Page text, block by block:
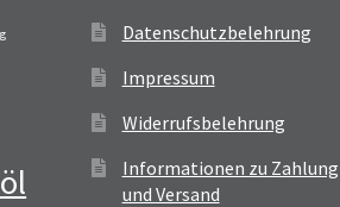
Datenschutzbelehrung
Impressum
Widerrufsbelehrung
Informationen zu Zahlung
und Versand